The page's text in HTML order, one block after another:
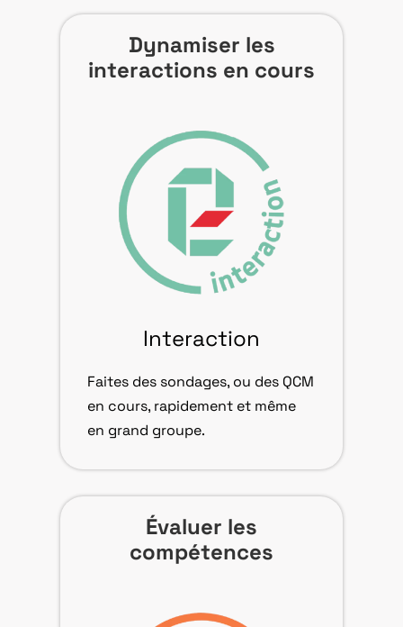
Dynamiser les
interactions en cours
Interaction
Faites des sondages, ou des QCM
en cours, rapidement et même
en grand groupe.
Évaluer les
compétences